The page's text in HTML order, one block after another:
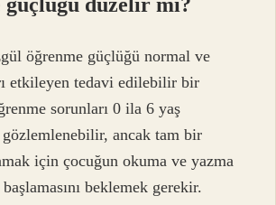
güçlüğü düzelir mi?
öğrenme güçlüğü normal ve
etkileyen tedavi edilebilir bir
sorunları 0 ila 6 yaş
gözlemlenebilir, ancak tam bir
için çocuğun okuma ve yazma
beklemek gerekir.